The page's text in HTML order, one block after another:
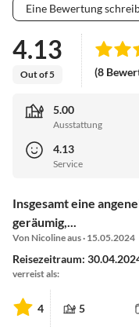
Eine Bewertung
4.13
Out of 5 (8
5.00
Ausstattung
4.13
Service
Insgesamt eine
geräumig,...
Von Nicoline aus · 15.05.2024
Reisezeitraum:
verreist als:
4 5